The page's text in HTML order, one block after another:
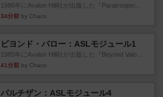
1986年にAvalon Hill社が出版した『Paratrooper...
34分前 by Chaco
ビヨンド・バロー：ASLモジュール1
1985年にAvalon Hill社が出版した『Beyond Valo...
41分前 by Chaco
パルチザン：ASLモジュール4